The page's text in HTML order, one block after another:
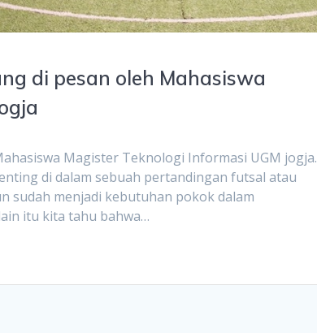
di pesan oleh Mahasiswa
Magister Teknologi Informasi UGM jogja.
di dalam sebuah pertandingan futsal atau
sudah menjadi kebutuhan pokok dalam
itu kita tahu bahwa…